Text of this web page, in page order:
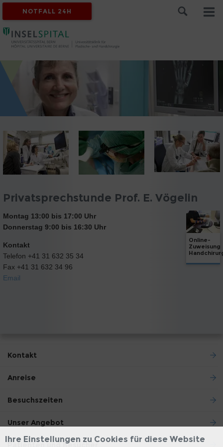
NOTFALL 24H
Privatsprechstunde Prof. E. Vögelin
Online-
Zuweisung
Montag 13:00 bis 17:00 Uhr
Donnerstag 9:00 bis 16:30 Uhr
Kontakt
Telefon +41 31 632 35 34
Fax +41 31 632 34 96
Email
Kontakt
Anreise
Besuchszeiten
Unser Angebot
Patienten und Besucher
Ihre Einstellungen zu Cookies für diese Website